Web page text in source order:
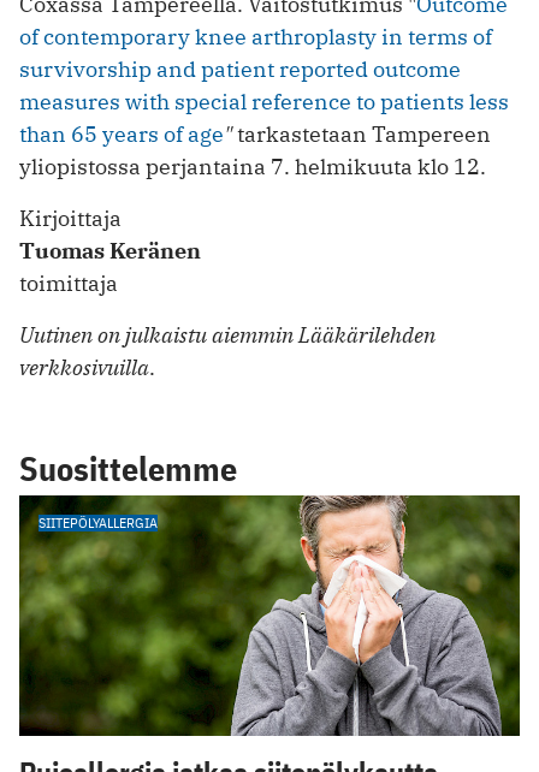
of contemporary knee arthroplasty in terms of
survivorship and patient reported outcome
measures with special reference to patients less
than 65 years of age"tarkastetaan Tampereen
yliopistossa perjantaina 7. helmikuuta klo 12.
Kirjoittaja
Tuomas Keränen
toimittaja
Uutinen on julkaistu aiemmin Lääkärilehden
verkkosivuilla.
Suosittelemme
SIITEPÖLYALLERGIA